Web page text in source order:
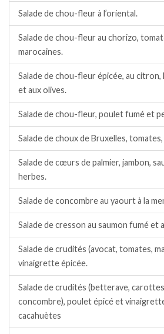
Salade de chou-fleur à l’oriental.
Salade de chou-fleur au chorizo,
marocaines.
Salade de chou-fleur épicée, au
et aux olives.
Salade de chou-fleur, poulet fumé et
Salade de choux de Bruxelles,
Salade de cœurs de palmier, jambon,
herbes.
Salade de concombre au yaourt à la
Salade de cresson au saumon fumé et
Salade de crudités (avocat, tomates,
vinaigrette épicée.
Salade de crudités (betterave,
concombre), poulet épicé et
cacahuètes